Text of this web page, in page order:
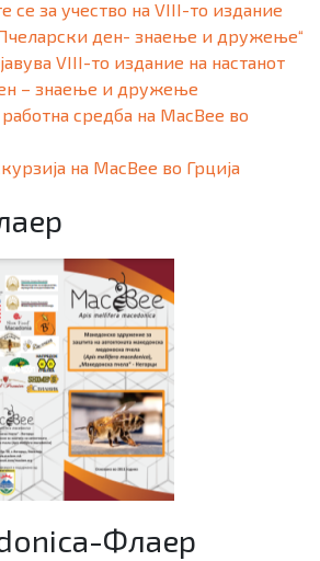
се за учество на VIII-то издание
ден- знаење и дружење“
VIII-то издание на настанот
– знаење и дружење
средба на MacBee во
на MacBee во Грција
Флаер